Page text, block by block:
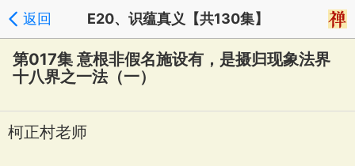
返回 E20、识蕴真义【共130集】
第017集 意根非假名施设有，是摄归现象法界
十八界之一法（一）
柯正村老师